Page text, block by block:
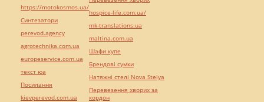
https://motokosmos.ua/
Синтезатори
perevod.agency
agrotechnika.com.ua
europeservice.com.ua
текст юа
Посилання
kievperevod.com.ua
hospice-life.com.ua/
mk-translations.ua
maltina.com.ua
Шафи купе
Брендові сумки
Натяжні стелі Nova Stelya
Перевезення хворих за
кордон